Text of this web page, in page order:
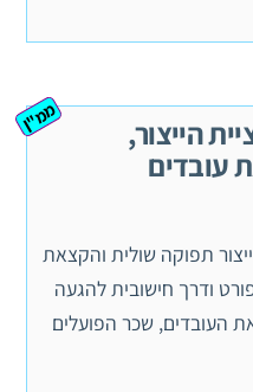
הייצור,
עובדים
ממ"ן
תפוקה שולית והקצאת
ודרך חישובית להגעה
העובדים, שכר הפועלים